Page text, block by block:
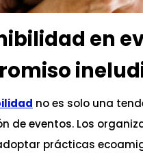
en
no es solo una
de eventos. Los
prácticas